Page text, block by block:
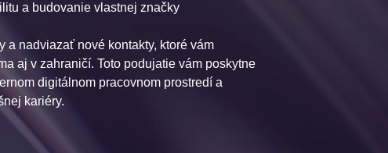
a budovanie vlastnej značky
a nadviazať nové kontakty, ktoré vám
aj v zahraničí. Toto podujatie vám poskytne
digitálnom pracovnom prostredí a
kariéry.